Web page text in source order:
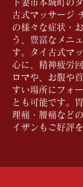
下妻市本城町の
古式マッサージ
の様々な症状・
う、豊富なメニ
す。タイ古式マ
心に、精神疲労
ロマや、お腹や
すい場所にフォ
とも可能です。
理痛・腰痛など
イザンもご好評